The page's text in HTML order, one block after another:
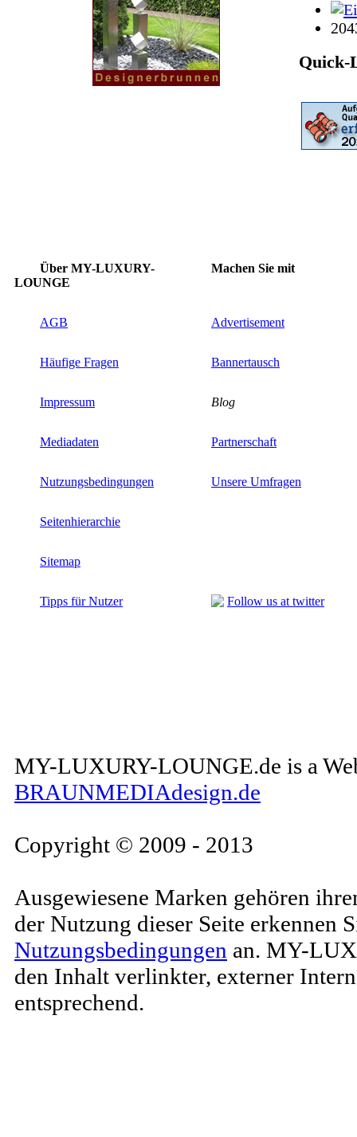
Quick-
Über MY-LUXURY-
LOUNGE
Machen Sie mit
AGB Advertisement
Häufige Fragen Bannertausch
Impressum Blog
Mediadaten Partnerschaft
Nutzungsbedingungen Unsere Umfragen
Seitenhierarchie
Sitemap
Tipps für Nutzer Follow us at twitter
MY-LUXURY-LOUNGE.de is a
BRAUNMEDIAdesign.de
Copyright © 2009 - 2013
Ausgewiesene Marken gehören
der Nutzung dieser Seite erkennen
Nutzungsbedingungen an. MY-
den Inhalt verlinkter, externer
entsprechend.